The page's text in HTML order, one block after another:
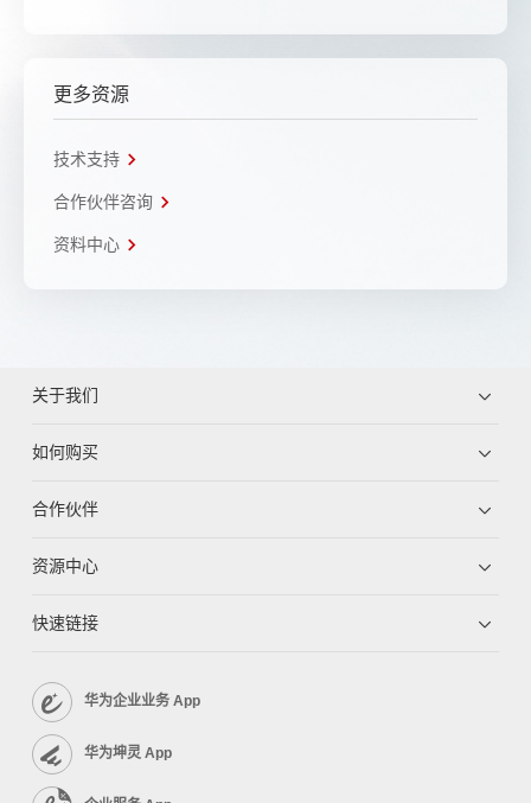
更多资源
技术支持
合作伙伴咨询
资料中心
关于我们
如何购买
合作伙伴
资源中心
快速链接
华为企业业务 App
华为坤灵 App